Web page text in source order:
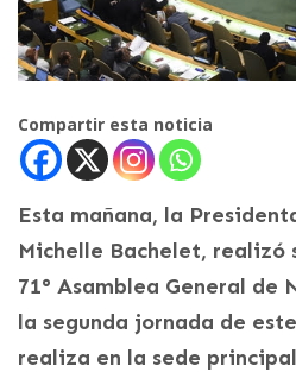
Compartir esta noticia
Esta mañana, la
Michelle Bachelet, realizó
71° Asamblea General de
la segunda jornada de
realiza en la sede